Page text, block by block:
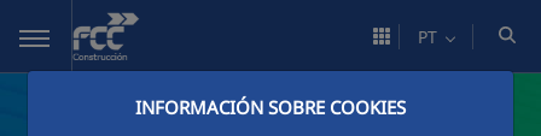
Pular para o Conteúdo principal
INFORMACIÓN SOBRE COOKIES
PT